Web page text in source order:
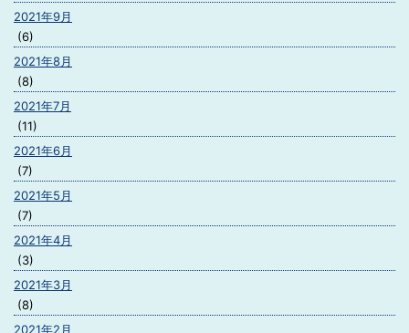
2021年9月
(6)
2021年8月
(8)
2021年7月
(11)
2021年6月
(7)
2021年5月
(7)
2021年4月
(3)
2021年3月
(8)
2021年2月